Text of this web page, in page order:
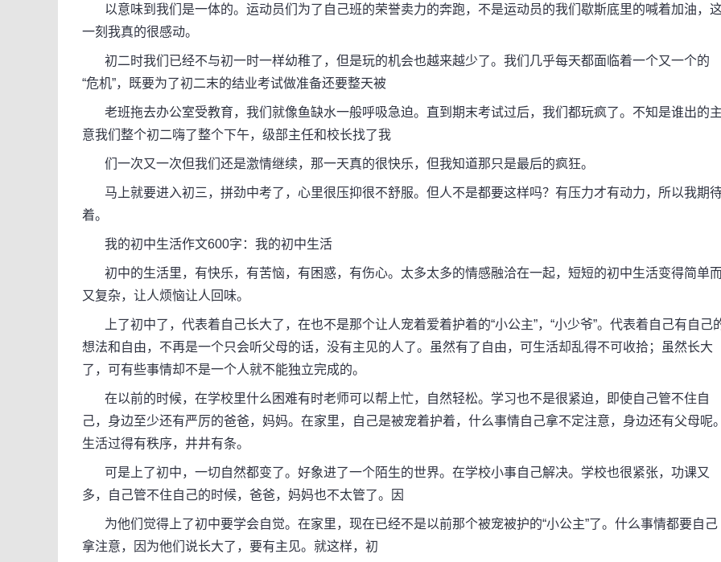
以意味到我们是一体的。运动员们为了自己班的荣誉卖力的奔跑，不是运动员的我们歇斯底里的喊着加油，
一刻我真的很感动。
初二时我们已经不与初一时一样幼稚了，但是玩的机会也越来越少了。我们几乎每天都面临着一个又一个的
“危机”，既要为了初二末的结业考试做准备还要整天被
老班拖去办公室受教育，我们就像鱼缺水一般呼吸急迫。直到期末考试过后，我们都玩疯了。不知是谁出的主
意我们整个初二嗨了整个下午，级部主任和校长找了我
们一次又一次但我们还是激情继续，那一天真的很快乐，但我知道那只是最后的疯狂。
马上就要进入初三，拼劲中考了，心里很压抑很不舒服。但人不是都要这样吗？有压力才有动力，所以我期
着。
我的初中生活作文600字：我的初中生活
初中的生活里，有快乐，有苦恼，有困惑，有伤心。太多太多的情感融洽在一起，短短的初中生活变得简单而
又复杂，让人烦恼让人回味。
上了初中了，代表着自己长大了，在也不是那个让人宠着爱着护着的“小公主”，“小少爷”。代表着自己有自己
想法和自由，不再是一个只会听父母的话，没有主见的人了。虽然有了自由，可生活却乱得不可收拾；虽然长大
了，可有些事情却不是一个人就不能独立完成的。
在以前的时候，在学校里什么困难有时老师可以帮上忙，自然轻松。学习也不是很紧迫，即使自己管不住自
己，身边至少还有严厉的爸爸，妈妈。在家里，自己是被宠着护着，什么事情自己拿不定注意，身边还有父母呢。
生活过得有秩序，井井有条。
可是上了初中，一切自然都变了。好象进了一个陌生的世界。在学校小事自己解决。学校也很紧张，功课又
多，自己管不住自己的时候，爸爸，妈妈也不太管了。因
为他们觉得上了初中要学会自觉。在家里，现在已经不是以前那个被宠被护的“小公主”了。什么事情都要自己
拿注意，因为他们说长大了，要有主见。就这样，初